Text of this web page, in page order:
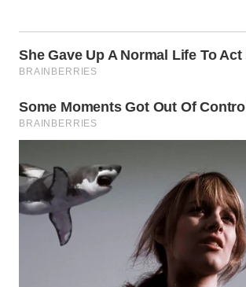
LABUHANBATU
WN
TENGAH
SERDANG
WN
TEBING
TINGGI